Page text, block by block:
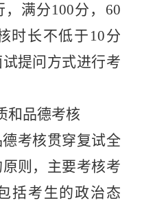
，满分100分， 60
时长不低于 10分
提问方式进行考
和品德考核
考核贯穿复试全
则，主要考核考
括考生的政治态